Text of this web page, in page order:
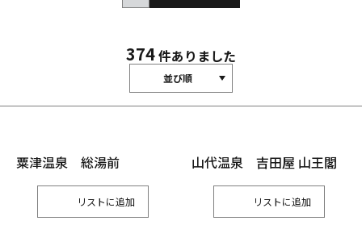
374件ありました
並び順
粟津温泉 総湯前
リスト
山代温泉 吉田屋 山王閣
リスト